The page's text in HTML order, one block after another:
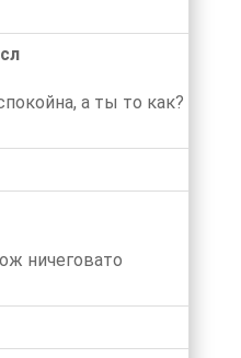
а ты то как?
ничеговато